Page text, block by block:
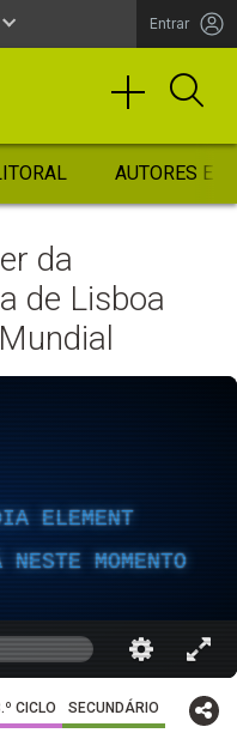
Entrar
AUTORES
da
de Lisboa
ELEMENT
MOMENTO
CICLO SECUNDÁRIO